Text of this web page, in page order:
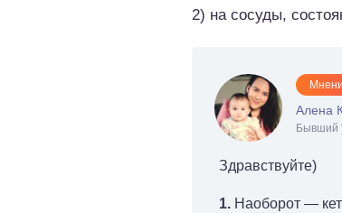
2) на сосуды,
Алена
Бывший
Здравствуйте)
1. Наоборот —